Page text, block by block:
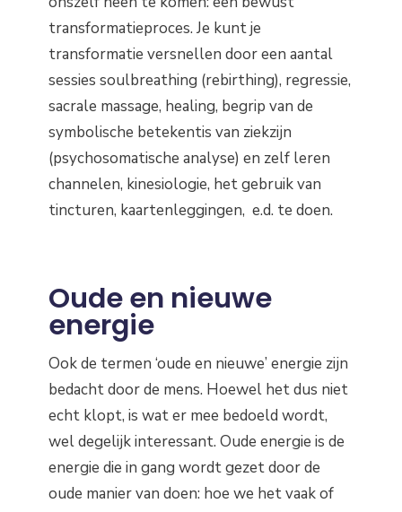
transformatieproces. Je kunt je
transformatie versnellen door een aantal
sessies soulbreathing (rebirthing), regressie,
sacrale massage, healing, begrip van de
symbolische betekentis van ziekzijn
(psychosomatische analyse) en zelf leren
channelen, kinesiologie, het gebruik van
tincturen, kaartenleggingen, e.d. te doen.
Oude en nieuwe
energie
Ook de termen ‘oude en nieuwe’ energie zijn
bedacht door de mens. Hoewel het dus niet
echt klopt, is wat er mee bedoeld wordt,
wel degelijk interessant. Oude energie is de
energie die in gang wordt gezet door de
oude manier van doen: hoe we het vaak of